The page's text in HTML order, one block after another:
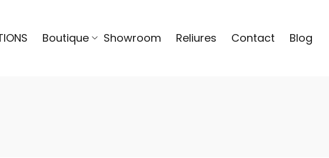
Boutique Showroom Reliures Contact Blog